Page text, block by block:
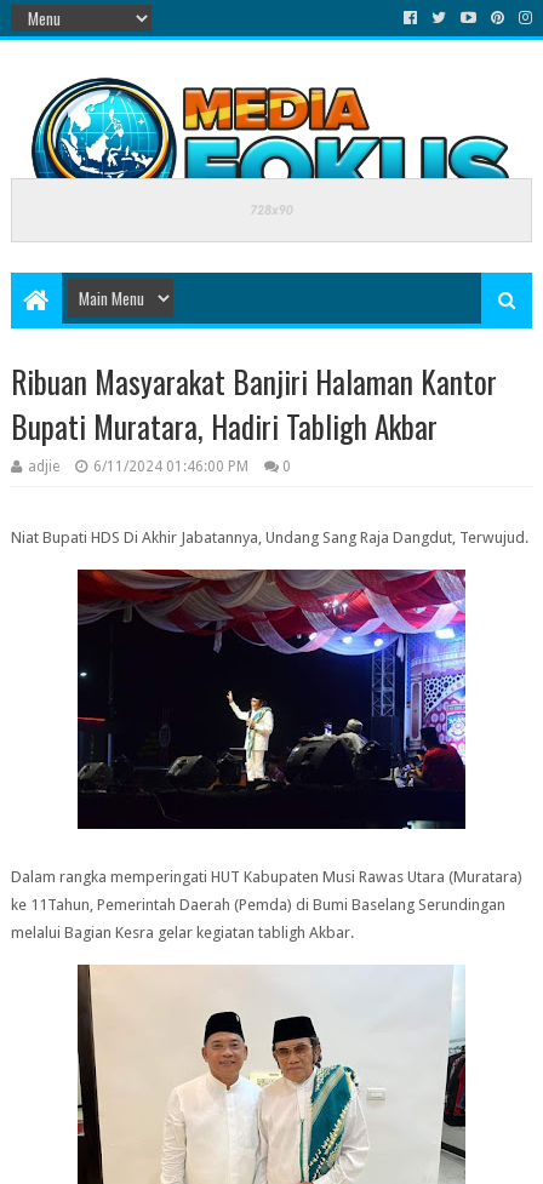
Ribuan Masyarakat Banjiri Halaman Kantor
Bupati Muratara, Hadiri Tabligh Akbar
adjie 6/11/2024 01:46:00 PM 0
Niat Bupati HDS Di Akhir Jabatannya, Undang Sang Raja Dangdut, Terwujud.
Dalam rangka memperingati HUT Kabupaten Musi Rawas Utara (Muratara)
ke 11Tahun, Pemerintah Daerah (Pemda) di Bumi Baselang Serundingan
melalui Bagian Kesra gelar kegiatan tabligh Akbar.